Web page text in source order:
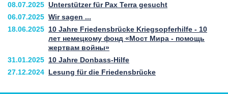
08.07.2025 Unterstützer für Pax Terra gesucht
06.07.2025 Wir sagen ...
18.06.2025 10 Jahre Friedensbrücke Kriegsopferhilfe - 10
лет немецкому фонд «Мост Мира - помощь
жертвам войны»
31.01.2025 10 Jahre Donbass-Hilfe
27.12.2024 Lesung für die Friedensbrücke